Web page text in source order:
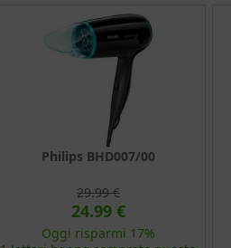
Philips BHD007/00
29.99 €
24.99 €
Oggi risparmi 17%